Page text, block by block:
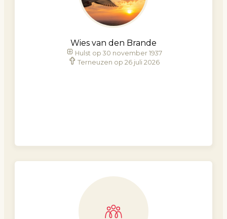
Wies van den Brande
Hulst op 30 november 1937
Terneuzen op 26 juli 2026